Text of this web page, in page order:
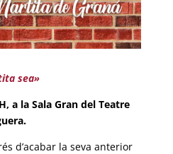
sea»
H, a la Sala Gran del Teatre
d’acabar la seva anterior